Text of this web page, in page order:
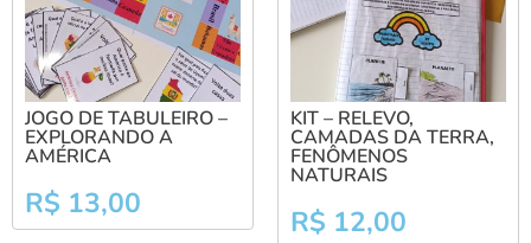
JOGO DE TABULEIRO –
EXPLORANDO A
AMÉRICA
R$ 13,00
KIT – RELEVO,
CAMADAS DA TERRA,
FENÔMENOS
NATURAIS
R$ 12,00